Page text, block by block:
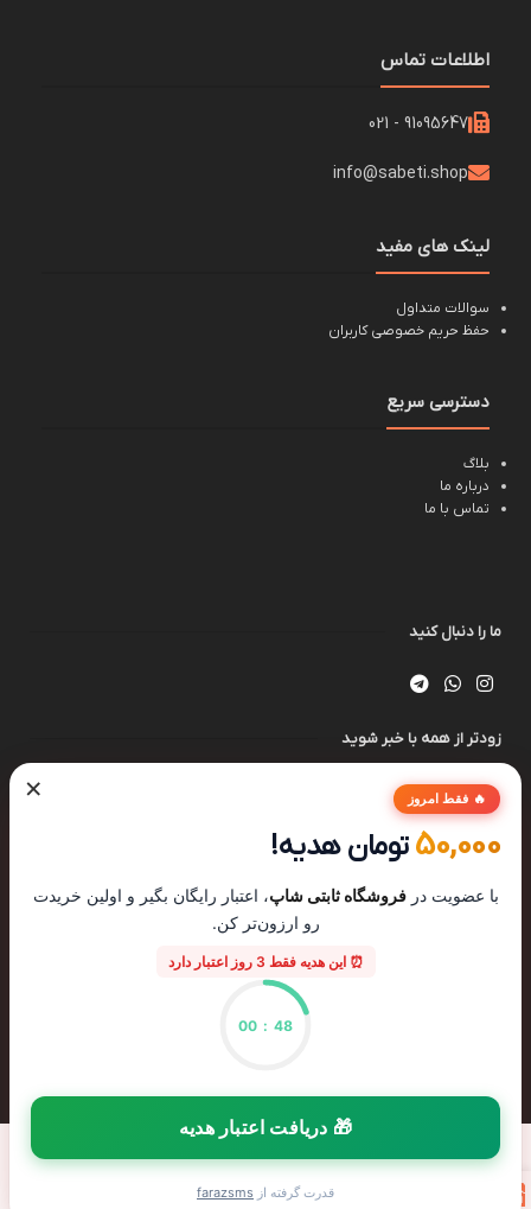
اطلاعات تماس
91095647 - 021
info@sabeti.shop
لینک های مفید
سوالات متداول
حفظ حریم خصوصی کاربران
دسترسی سریع
بلاگ
درباره ما
تماس با ما
ما را دنبال کنید
زودتر از همه با خبر شوید
× 🔥 فقط امروز
50,000تومان هدیه!
با عضویت درفروشگاه ثابتی شاپ، اعتبار رایگان بگیر و اولین خریدت
رو ارزون‌تر کن.
⏰ این هدیه فقط 3 روز اعتبار دارد
47
:
00
🎁 دریافت اعتبار هدیه
قدرت گرفته از farazsms